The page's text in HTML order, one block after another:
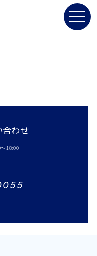
合わせ
18:00